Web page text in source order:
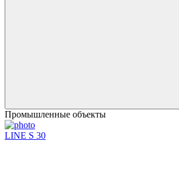
Промышленные объекты
LINE S 30